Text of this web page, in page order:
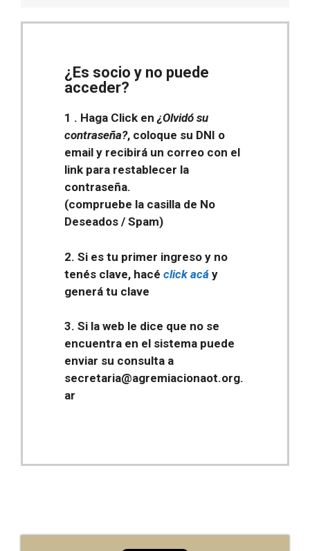
¿Es socio y no puede
acceder?
1 . Haga Click en¿Olvidó su
contraseña?, coloque su DNI o
email y recibirá un correo con el
link para restablecer la
contraseña.
(compruebe la casilla de No
Deseados / Spam)
2. Si es tu primer ingreso y no
tenés clave, hacé click acá y
generá tu clave
3. Si la web le dice que no se
encuentra en el sistema puede
enviar su consulta a
secretaria@agremiacionaot.org.
ar